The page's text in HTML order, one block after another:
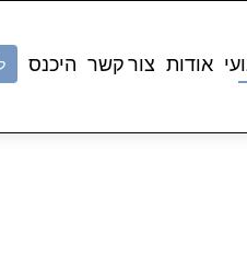
אודות צור קשר היכנס